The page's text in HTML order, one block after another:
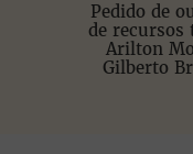
Pedido de
de recursos
Arilton
Gilberto